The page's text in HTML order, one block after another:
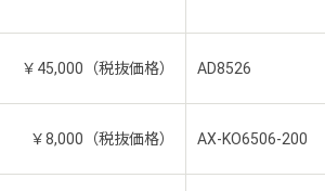
￥45,000（税抜価格） AD8526
￥8,000（税抜価格） AX-KO6506-200